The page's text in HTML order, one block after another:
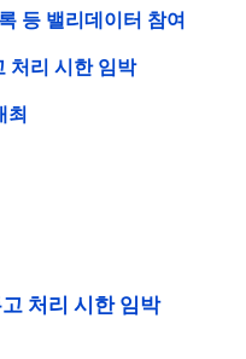
등 밸리데이터 참여
처리 시한 임박
최
처리 시한 임박